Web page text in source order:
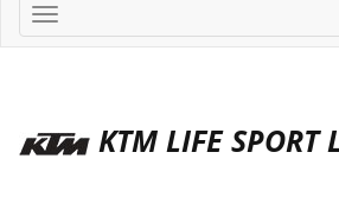
KTM LIFE